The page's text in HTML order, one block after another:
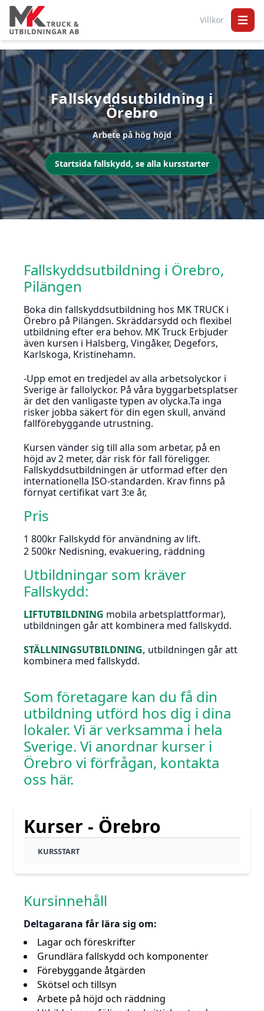
Villkor Open
Fallskyddsutbildning i
Örebro
Arbete på hög höjd
Startsida fallskydd, se alla kursstarter
Fallskyddsutbildning i Örebro,
Pilängen
Boka din fallskyddsutbildning hos MK TRUCK i
Örebro på Pilängen. Skräddarsydd och flexibel
utbildning efter era behov. MK Truck Erbjuder
även kursen i Halsberg, Vingåker, Degefors,
Karlskoga, Kristinehamn.
-Upp emot en tredjedel av alla arbetsolyckor i
Sverige är fallolyckor. På våra byggarbetsplatser
är det den vanligaste typen av olycka.Ta inga
risker jobba säkert för din egen skull, använd
fallförebyggande utrustning.
Kursen vänder sig till alla som arbetar, på en
höjd av 2 meter, där risk för fall föreligger.
Fallskyddsutbildningen är utformad efter den
internationella ISO-standarden. Krav finns på
förnyat certifikat vart 3:e år,
Pris
1 800kr Fallskydd för användning av lift.
2 500kr Nedisning, evakuering, räddning
Utbildningar som kräver
Fallskydd:
LIFTUTBILDNING mobila arbetsplattformar),
utbildningen går att kombinera med fallskydd.
STÄLLNINGSUTBILDNING, utbildningen går att
kombinera med fallskydd.
Som företagare kan du få din
utbildning utförd hos dig i dina
lokaler. Vi är verksamma i hela
Sverige. Vi anordnar kurser i
Örebro vi förfrågan, kontakta
oss här.
Kurser - Örebro
KURSSTART
Kursinnehåll
Deltagarana får lära sig om:
Lagar och föreskrifter
Grundlära fallskydd och komponenter
Förebyggande åtgärden
Skötsel och tillsyn
Arbete på höjd och räddning